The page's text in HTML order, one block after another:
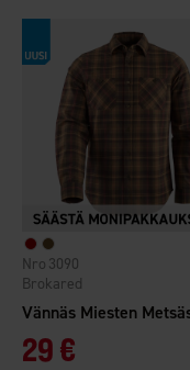
Brokared
3090
29 €